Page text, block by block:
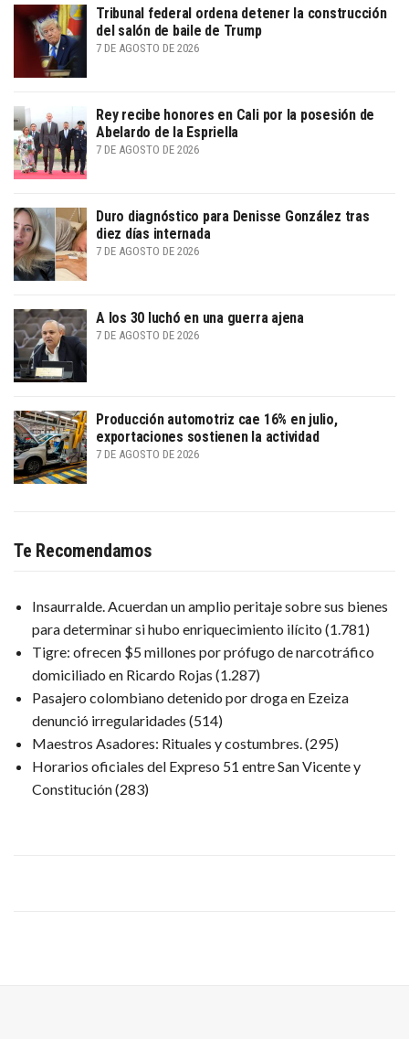
Tribunal federal ordena detener la construcción
del salón de baile de Trump
7 DE AGOSTO DE 2026
Rey recibe honores en Cali por la posesión de
Abelardo de la Espriella
7 DE AGOSTO DE 2026
Duro diagnóstico para Denisse González tras
diez días internada
7 DE AGOSTO DE 2026
A los 30 luchó en una guerra ajena
7 DE AGOSTO DE 2026
Producción automotriz cae 16% en julio,
exportaciones sostienen la actividad
7 DE AGOSTO DE 2026
Te Recomendamos
Insaurralde. Acuerdan un amplio peritaje sobre sus bienes
para determinar si hubo enriquecimiento ilícito (1.781)
Tigre: ofrecen $5 millones por prófugo de narcotráfico
domiciliado en Ricardo Rojas (1.287)
Pasajero colombiano detenido por droga en Ezeiza
denunció irregularidades (514)
Maestros Asadores: Rituales y costumbres.(295)
Horarios oficiales del Expreso 51 entre San Vicente y
Constitución(283)